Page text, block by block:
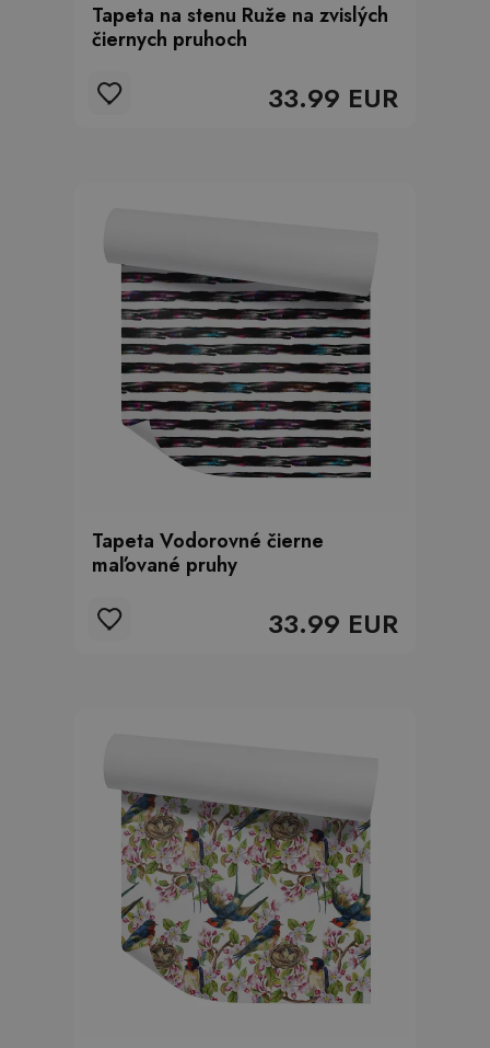
Tapeta na stenu Ruže na zvislých
čiernych pruhoch
33.99 EUR
Tapeta Vodorovné čierne
maľované pruhy
33.99 EUR